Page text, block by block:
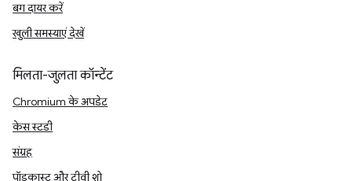
बग दायर करें
खुली समस्याएं देखें
मिलता-जुलता कॉन्टेंट
Chromium के अपडेट
केस स्टडी
संग्रह
पॉडकास्ट और टीवी शो